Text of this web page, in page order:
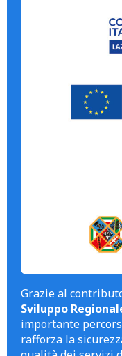
Grazie al
Sviluppo
importante
rafforza la